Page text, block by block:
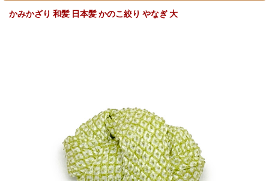
かみかざり 和髪 日本髪 かのこ絞り やなぎ 大